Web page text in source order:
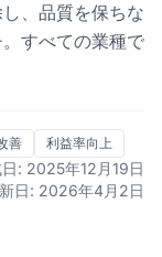
、品質を保ちな
すべての業種で
善 利益率向上
: 2025年12月19日
日: 2026年4月2日